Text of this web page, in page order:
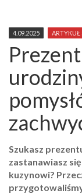
4.09.2025 ARTYKUŁ
Szukasz
zastanawiasz
kuzynowi?